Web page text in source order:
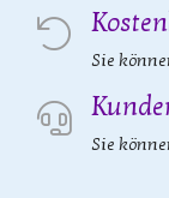
Sie
Sie